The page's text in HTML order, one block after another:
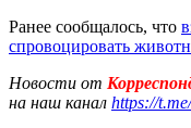
Ранее сообщалось, что
спровоцировать
Новости от
на наш канал https://